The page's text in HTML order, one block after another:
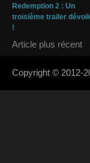
Redemption 2 : Un
troisième trailer
!
Article plus récent
Copyright © 2012-